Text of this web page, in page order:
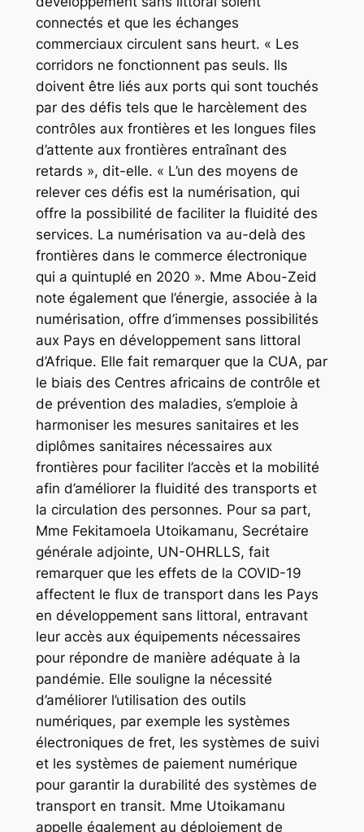
connectés et que les échanges
commerciaux circulent sans heurt. « Les
corridors ne fonctionnent pas seuls. Ils
doivent être liés aux ports qui sont touchés
par des défis tels que le harcèlement des
contrôles aux frontières et les longues files
d’attente aux frontières entraînant des
retards », dit-elle. « L’un des moyens de
relever ces défis est la numérisation, qui
offre la possibilité de faciliter la fluidité des
services. La numérisation va au-delà des
frontières dans le commerce électronique
qui a quintuplé en 2020 ». Mme Abou-Zeid
note également que l’énergie, associée à la
numérisation, offre d’immenses possibilités
aux Pays en développement sans littoral
d’Afrique. Elle fait remarquer que la CUA, par
le biais des Centres africains de contrôle et
de prévention des maladies, s’emploie à
harmoniser les mesures sanitaires et les
diplômes sanitaires nécessaires aux
frontières pour faciliter l’accès et la mobilité
afin d’améliorer la fluidité des transports et
la circulation des personnes. Pour sa part,
Mme Fekitamoela Utoikamanu, Secrétaire
générale adjointe, UN-OHRLLS, fait
remarquer que les effets de la COVID-19
affectent le flux de transport dans les Pays
en développement sans littoral, entravant
leur accès aux équipements nécessaires
pour répondre de manière adéquate à la
pandémie. Elle souligne la nécessité
d’améliorer l’utilisation des outils
numériques, par exemple les systèmes
électroniques de fret, les systèmes de suivi
et les systèmes de paiement numérique
pour garantir la durabilité des systèmes de
transport en transit. Mme Utoikamanu
appelle également au déploiement de